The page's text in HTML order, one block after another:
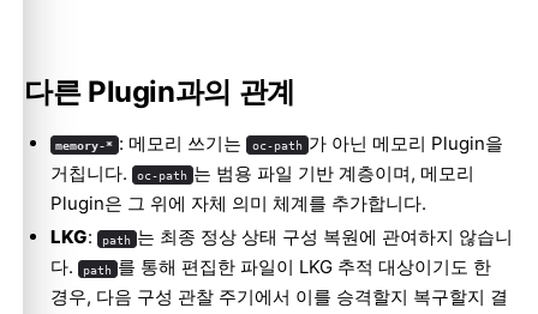
다른 Plugin과의 관계
memory-* : 메모리 쓰기는 oc-path 가 아닌 메모리 Plugin을
거칩니다.
oc-path 는 범용 파일 기반 계층이며, 메모리
Plugin은 그 위에 자체 의미 체계를 추가합니다.
LKG: path 는 최종 정상 상태 구성 복원에 관여하지 않습니
다.
path 를 통해 편집한 파일이 LKG 추적 대상이기도 한
경우, 다음 구성 관찰 주기에서 이를 승격할지 복구할지 결